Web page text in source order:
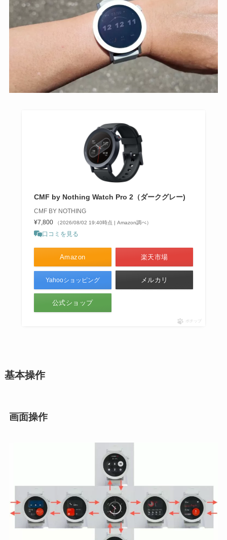
CMF by Nothing Watch Pro 2（ダークグレー)
CMF BY NOTHING
¥7,800
（2026/08/02 19:40時点 | Amazon調べ）
口コミを見る
Amazon 楽天市場
Yahooショッピング メルカリ
公式ショップ
ポチップ
基本操作
画面操作